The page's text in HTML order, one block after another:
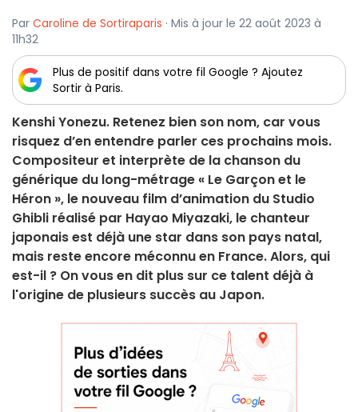
Par Caroline de Sortiraparis · Mis à jour le 22 août 2023 à
11h32
Plus de positif dans votre fil Google ? Ajoutez
Sortir à Paris.
Kenshi Yonezu. Retenez bien son nom, car vous
risquez d’en entendre parler ces prochains mois.
Compositeur et interprète de la chanson du
générique du long-métrage « Le Garçon et le
Héron », le nouveau film d’animation du Studio
Ghibli réalisé par Hayao Miyazaki, le chanteur
japonais est déjà une star dans son pays natal,
mais reste encore méconnu en France. Alors, qui
est-il ? On vous en dit plus sur ce talent déjà à
l'origine de plusieurs succès au Japon.